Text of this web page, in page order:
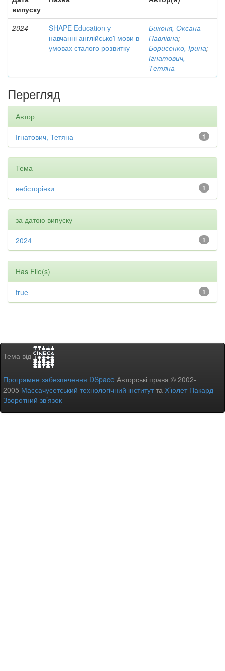
випуску
2024
SHAPE Education у
навчанні англійської мови в
умовах сталого розвитку
Биконя, Оксана
Павлівна;
Борисенко, Ірина;
Ігнатович,
Тетяна
Перегляд
Автор
1
Ігнатович, Тетяна
Тема
1
вебсторінки
за датою випуску
1
2024
Has File(s)
1
true
Тема від
Програмне забезпечення DSpace Авторські права © 2002-
2005 Массачусетський технологічний інститутта Х’юлет Пакард -
Зворотний зв’язок